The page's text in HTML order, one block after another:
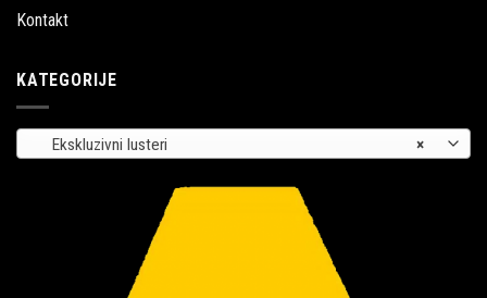
Kontakt
KATEGORIJE
×
Ekskluzivni lusteri